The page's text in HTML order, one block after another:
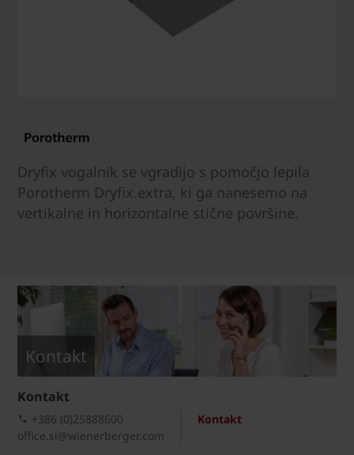
Dryfix vogalnik se vgradijo s pomočjo lepila
Porotherm Dryfix.extra, ki ga nanesemo na
vertikalne in horizontalne stične površine.
Kontakt
Kontakt
Kontakt
+386 (0)25888600
office.si@wienerberger.com